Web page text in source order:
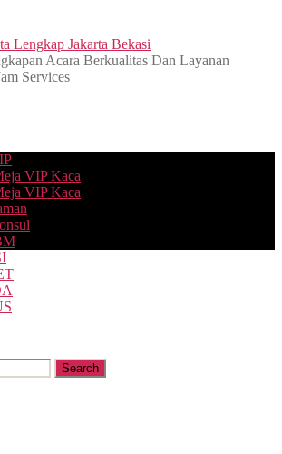
Lengkap Jakarta Bekasi
Acara Berkualitas Dan Layanan
Services
VIP Kaca
VIP Kaca